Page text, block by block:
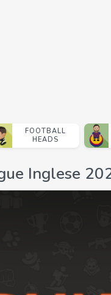
FOOTBALL
HEADS
Inglese